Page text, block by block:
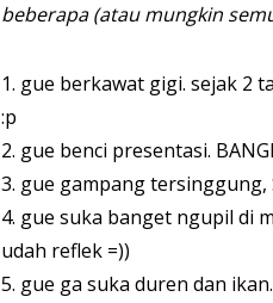
beberapa (atau mungkin
1. gue berkawat gigi. sejak 2
:p
2. gue benci presentasi.
3. gue gampang tersinggung,
4. gue suka banget ngupil di
udah reflek =))
5. gue ga suka duren dan